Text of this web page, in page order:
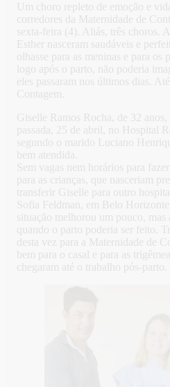
Um choro repleto de emoção e
corredores da Maternidade de
sexta-feira (4). Aliás, três choros.
Esther nasceram saudáveis e
olhasse para as meninas e para os
logo após o parto, não poderia
eles passaram nos últimos dias.
Contagem.
Giselle Ramos Rocha, de 32
passada, 25 de abril, no Hospital
segundo o marido Luciano
bem atendida.
Sem vagas nem horários para
para as crianças, que nasceriam
transferir Giselle para outro
Sofia Feldman, em Belo
situação melhorou um pouco,
quando o parto poderia ser feito.
desta vez para a Maternidade de
bem para o casal e para as
chegaram até o trabalho pós-parto.